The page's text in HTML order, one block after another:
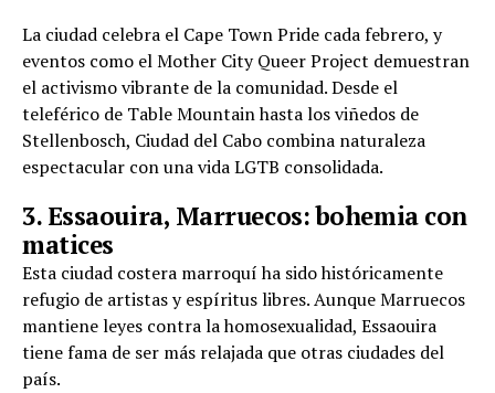
La ciudad celebra el Cape Town Pride cada febrero, y
eventos como el Mother City Queer Project demuestran
el activismo vibrante de la comunidad. Desde el
teleférico de Table Mountain hasta los viñedos de
Stellenbosch, Ciudad del Cabo combina naturaleza
espectacular con una vida LGTB consolidada.
3. Essaouira, Marruecos: bohemia con
matices
Esta ciudad costera marroquí ha sido históricamente
refugio de artistas y espíritus libres. Aunque Marruecos
mantiene leyes contra la homosexualidad, Essaouira
tiene fama de ser más relajada que otras ciudades del
país.